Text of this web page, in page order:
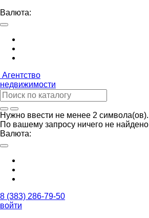
Валюта:
Агентство
недвижимости
Нужно ввести не менее 2 символа(ов).
По вашему запросу ничего не найдено
Валюта:
8 (383) 286-79-50
войти